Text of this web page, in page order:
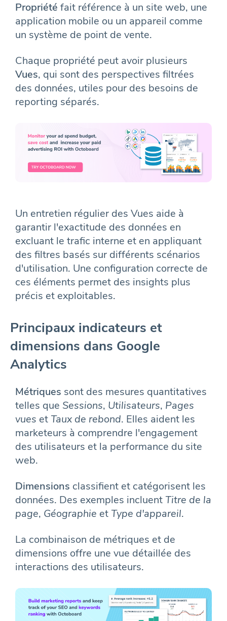
Propriété fait référence à un site web, une
application mobile ou un appareil comme
un système de point de vente.
Chaque propriété peut avoir plusieurs
Vues, qui sont des perspectives filtrées
des données, utiles pour des besoins de
reporting séparés.
Un entretien régulier des Vues aide à
garantir l'exactitude des données en
excluant le trafic interne et en appliquant
des filtres basés sur différents scénarios
d'utilisation. Une configuration correcte de
ces éléments permet des insights plus
précis et exploitables.
Principaux indicateurs et
dimensions dans Google
Analytics
Métriques sont des mesures quantitatives
telles que Sessions, Utilisateurs, Pages
vues et Taux de rebond. Elles aident les
marketeurs à comprendre l'engagement
des utilisateurs et la performance du site
web.
Dimensions classifient et catégorisent les
données. Des exemples incluent Titre de la
page, Géographie et Type d'appareil.
La combinaison de métriques et de
dimensions offre une vue détaillée des
interactions des utilisateurs.